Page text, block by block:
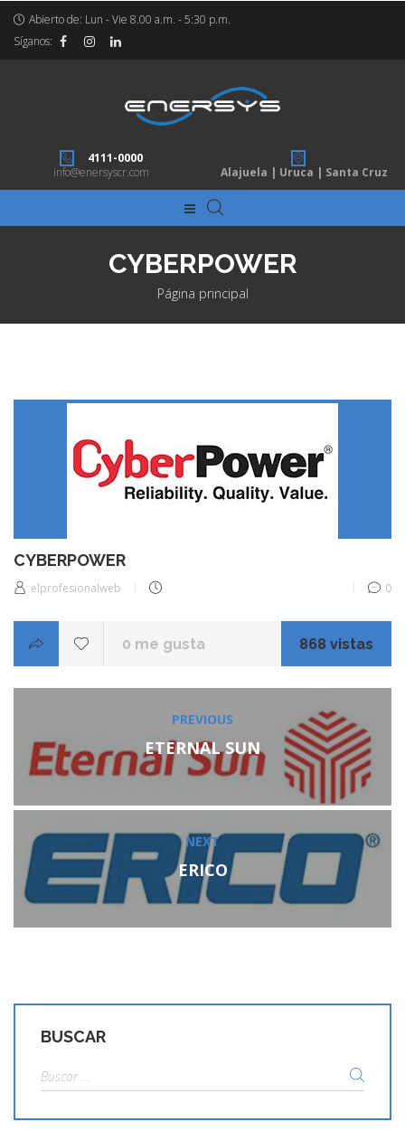
Abierto de: Lun - Vie 8.00 a.m. - 5:30 p.m.
Síganos:
4111-0000
info@enersyscr.com
Alajuela | Uruca | Santa Cruz
CYBERPOWER
Página principal
CYBERPOWER
elprofesionalweb 0
0 me gusta 868 vistas
Navegación
de
entradas
post:
PREVIOUS
ETERNAL SUN
NEXT
ERICO
BUSCAR
Buscar: